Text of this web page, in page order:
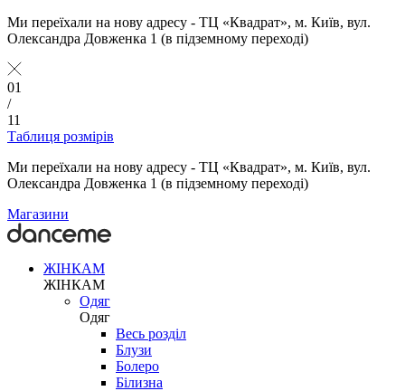
Ми переїхали на нову адресу - ТЦ «Квадрат», м. Київ, вул.
Олександра Довженка 1 (в підземному переході)
01
/
11
Таблиця розмірів
Ми переїхали на нову адресу - ТЦ «Квадрат», м. Київ, вул.
Олександра Довженка 1 (в підземному переході)
Магазини
ЖІНКАМ
ЖІНКАМ
Одяг
Одяг
Весь розділ
Блузи
Болеро
Білизна